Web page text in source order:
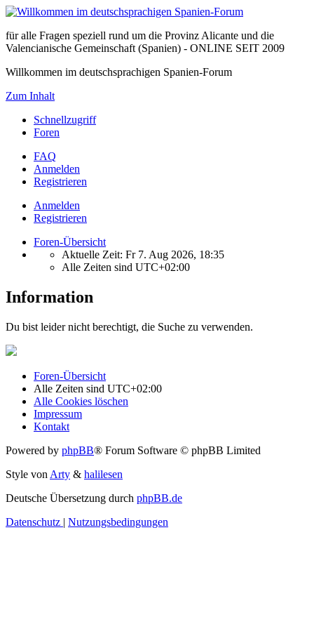
für alle Fragen speziell rund um die Provinz Alicante und die
Valencianische Gemeinschaft (Spanien) - ONLINE SEIT 2009
Willkommen im deutschsprachigen Spanien-Forum
Zum Inhalt
Schnellzugriff
Foren
FAQ
Anmelden
Registrieren
Anmelden
Registrieren
Foren-Übersicht
Aktuelle Zeit: Fr 7. Aug 2026, 18:35
Alle Zeiten sind UTC+02:00
Information
Du bist leider nicht berechtigt, die Suche zu verwenden.
Foren-Übersicht
Alle Zeiten sind UTC+02:00
Alle Cookies löschen
Impressum
Kontakt
Powered by phpBB® Forum Software © phpBB Limited
Style von Arty & halilesen
Deutsche Übersetzung durch phpBB.de
Datenschutz | Nutzungsbedingungen